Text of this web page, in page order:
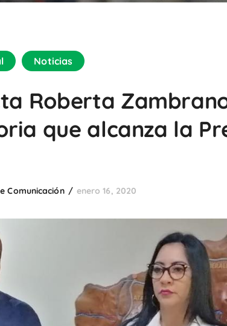
Noticias
Roberta
que alcanza la
Comunicación enero 16, 2020